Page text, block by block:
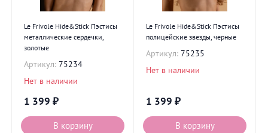
Le Frivole Hide&Stick Пэстисы
металлические сердечки,
золотые
Артикул: 75234
Нет в наличии
1 399 ₽
В корзину
Le Frivole Hide&Stick Пэстисы
полицейские звезды, черные
Артикул: 75235
Нет в наличии
1 399 ₽
В корзину